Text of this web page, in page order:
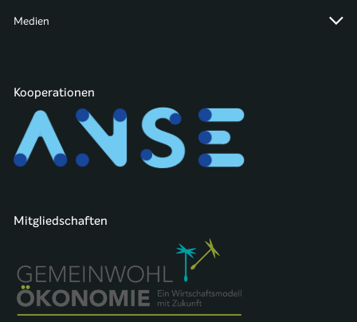
Medien
Kooperationen
Mitgliedschaften